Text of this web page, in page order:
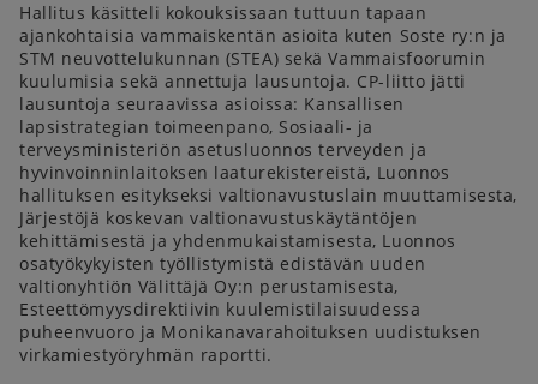
Hallitus käsitteli kokouksissaan tuttuun tapaan
ajankohtaisia vammaiskentän asioita kuten Soste ry:n ja
STM neuvottelukunnan (STEA) sekä Vammaisfoorumin
kuulumisia sekä annettuja lausuntoja. CP-liitto jätti
lausuntoja seuraavissa asioissa: Kansallisen
lapsistrategian toimeenpano, Sosiaali- ja
terveysministeriön asetusluonnos terveyden ja
hyvinvoinninlaitoksen laaturekistereistä, Luonnos
hallituksen esitykseksi valtionavustuslain muuttamisesta,
Järjestöjä koskevan valtionavustuskäytäntöjen
kehittämisestä ja yhdenmukaistamisesta, Luonnos
osatyökykyisten työllistymistä edistävän uuden
valtionyhtiön Välittäjä Oy:n perustamisesta,
Esteettömyysdirektiivin kuulemistilaisuudessa
puheenvuoro ja Monikanavarahoituksen uudistuksen
virkamiestyöryhmän raportti.